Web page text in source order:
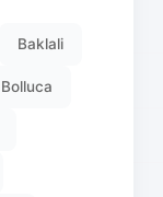
Baklali
Bolluca